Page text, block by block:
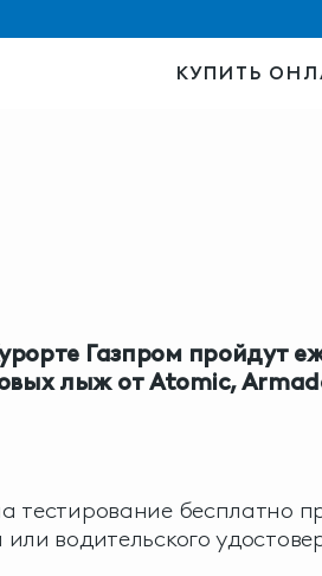
КУПИТЬ
Газпром пройдут
лыж отAtomic,
тестирование бесплатно
водительского